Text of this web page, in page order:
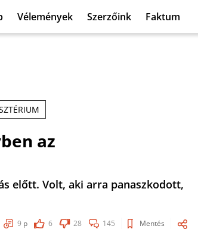
Vélemények Szerzőink Faktum
az
előtt. Volt, aki arra panaszkodott,
9 p 6 28 145 Mentés